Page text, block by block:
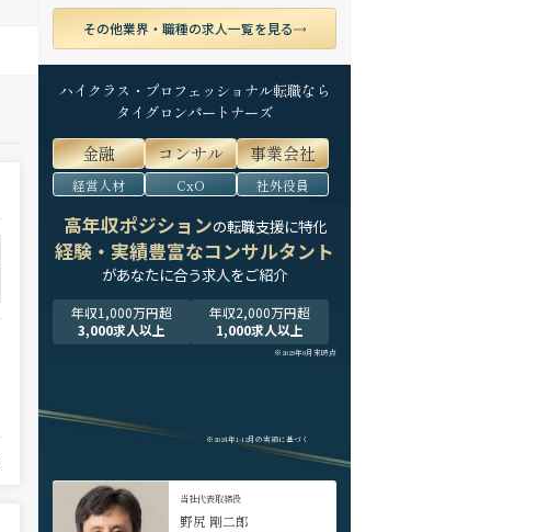
その他業界・職種の求人一覧を見る
ハイクラス・プロフェッショナル転職なら
タイグロンパートナーズ
金融 コンサル 事業会社
経営人材 CxO 社外役員
高年収ポジションの転職支援に特化
経験・実績豊富なコンサルタント
があなたに合う求人をご紹介
年収1,000万円超
3,000求人以上
年収2,000万円超
1,000求人以上
※2025年9月末時点
※2024年1-12月の実績に基づく
当社代表取締役
野尻 剛二郎